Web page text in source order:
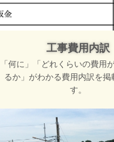
工事費用内訳
「何に」「どれくらいの費用
るか」がわかる費用内訳を掲
す。